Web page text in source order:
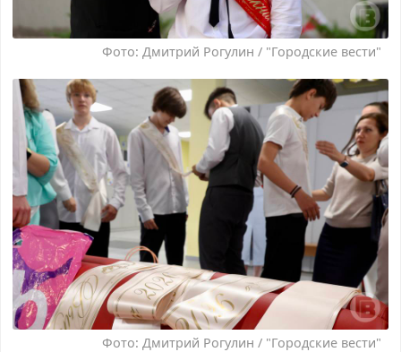
Фото: Дмитрий Рогулин / "Городские вести"
Фото: Дмитрий Рогулин / "Городские вести"